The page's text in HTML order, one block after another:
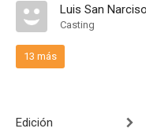
Luis San Narciso
Casting
13 más
Edición